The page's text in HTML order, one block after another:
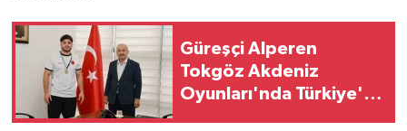
Güreşçi Alperen
Tokgöz Akdeniz
Oyunları'nda Türkiye'yi